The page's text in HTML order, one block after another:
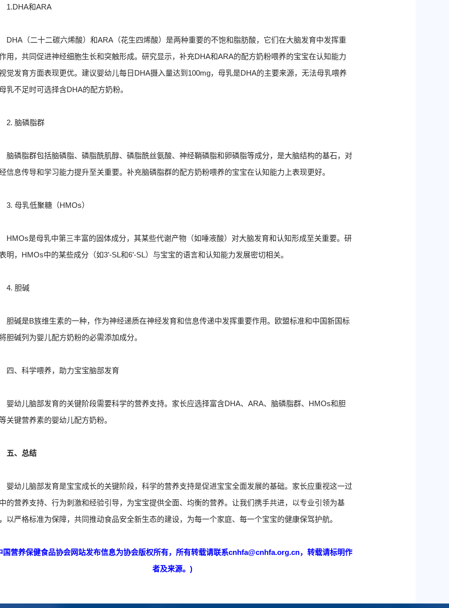
1.DHA和ARA
DHA（二十二碳六烯酸）和ARA（花生四烯酸）是两种重要的不饱和脂肪酸，它们在大脑发育中发挥重
用，共同促进神经细胞生长和突触形成。研究显示，补充DHA和ARA的配方奶粉喂养的宝宝在认知能力
觉发育方面表现更优。建议婴幼儿每日DHA摄入量达到100mg，母乳是DHA的主要来源，无法母乳喂养
乳不足时可选择含DHA的配方奶粉。
2. 脑磷脂群
脑磷脂群包括脑磷脂、磷脂酰肌醇、磷脂酰丝氨酸、神经鞘磷脂和卵磷脂等成分，是大脑结构的基石，对
信息传导和学习能力提升至关重要。补充脑磷脂群的配方奶粉喂养的宝宝在认知能力上表现更好。
3. 母乳低聚糖（HMOs）
HMOs是母乳中第三丰富的固体成分，其某些代谢产物（如唾液酸）对大脑发育和认知形成至关重要。研
明，HMOs中的某些成分（如3’-SL和6’-SL）与宝宝的语言和认知能力发展密切相关。
4. 胆碱
胆碱是B族维生素的一种，作为神经递质在神经发育和信息传递中发挥重要作用。欧盟标准和中国新国标
胆碱列为婴儿配方奶粉的必需添加成分。
四、科学喂养，助力宝宝脑部发育
婴幼儿脑部发育的关键阶段需要科学的营养支持。家长应选择富含DHA、ARA、脑磷脂群、HMOs和胆
关键营养素的婴幼儿配方奶粉。
五、总结
婴幼儿脑部发育是宝宝成长的关键阶段，科学的营养支持是促进宝宝全面发展的基础。家长应重视这一过
的营养支持、行为刺激和经验引导，为宝宝提供全面、均衡的营养。让我们携手共进，以专业引领为基
以严格标准为保障，共同推动食品安全新生态的建设，为每一个家庭、每一个宝宝的健康保驾护航。
国营养保健食品协会网站发布信息为协会版权所有，所有转载请联系cnhfa@cnhfa.org.cn，转载请标明作
者及来源。)